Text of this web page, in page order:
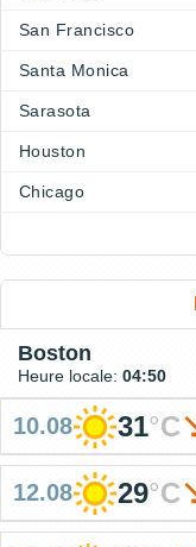
San Francisco
Santa Monica
Sarasota
Houston
Chicago
Boston
Heure locale: 04:50
10.08 31°C
12.08 29°C